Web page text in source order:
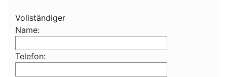
Vollständiger
Name:
Telefon: